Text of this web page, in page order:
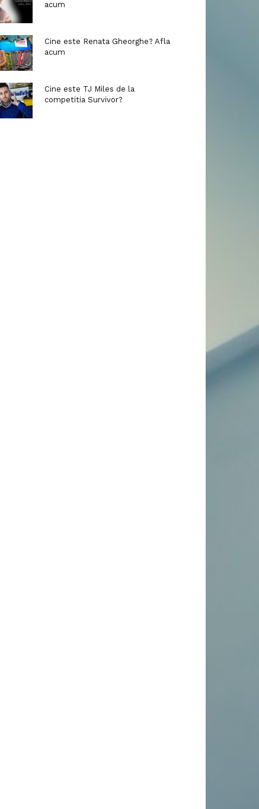
acum
Cine este Renata Gheorghe? Afla
acum
Cine este TJ Miles de la
competitia Survivor?